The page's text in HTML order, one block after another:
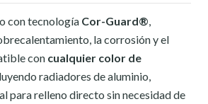
con tecnología Cor-Guard®,
la corrosión y el
con cualquier color de
radiadores de aluminio,
para relleno directo sin necesidad de